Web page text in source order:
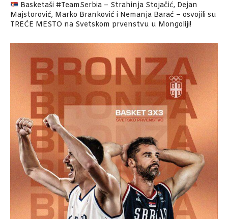
Basketaši #TeamSerbia – Strahinja Stojačić, Dejan
Majstorović, Marko Branković i Nemanja Barać – osvojili su
TREĆE MESTO na Svetskom prvenstvu u Mongoliji!